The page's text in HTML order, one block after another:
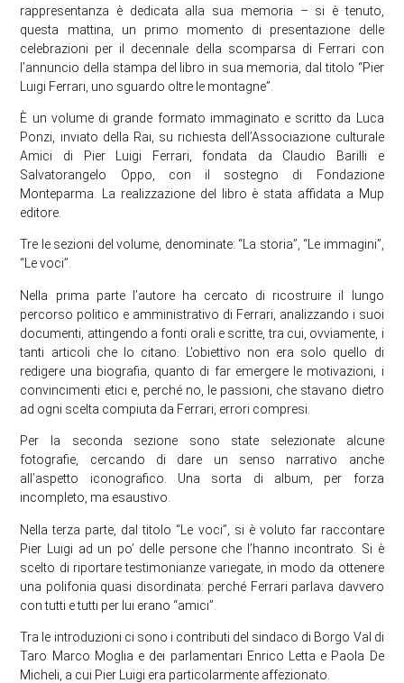
rappresentanza è dedicata alla sua memoria – si è tenuto,
questa mattina, un primo momento di presentazione delle
celebrazioni per il decennale della scomparsa di Ferrari con
l’annuncio della stampa del libro in sua memoria, dal titolo “Pier
Luigi Ferrari, uno sguardo oltre le montagne”.
È un volume di grande formato immaginato e scritto da Luca
Ponzi, inviato della Rai, su richiesta dell’Associazione culturale
Amici di Pier Luigi Ferrari, fondata da Claudio Barilli e
Salvatorangelo Oppo, con il sostegno di Fondazione
Monteparma. La realizzazione del libro è stata affidata a Mup
editore.
Tre le sezioni del volume, denominate: “La storia”, “Le immagini”,
“Le voci”.
Nella prima parte l’autore ha cercato di ricostruire il lungo
percorso politico e amministrativo di Ferrari, analizzando i suoi
documenti, attingendo a fonti orali e scritte, tra cui, ovviamente, i
tanti articoli che lo citano. L’obiettivo non era solo quello di
redigere una biografia, quanto di far emergere le motivazioni, i
convincimenti etici e, perché no, le passioni, che stavano dietro
ad ogni scelta compiuta da Ferrari, errori compresi.
Per la seconda sezione sono state selezionate alcune
fotografie, cercando di dare un senso narrativo anche
all’aspetto iconografico. Una sorta di album, per forza
incompleto, ma esaustivo.
Nella terza parte, dal titolo “Le voci”, si è voluto far raccontare
Pier Luigi ad un po’ delle persone che l’hanno incontrato. Si è
scelto di riportare testimonianze variegate, in modo da ottenere
una polifonia quasi disordinata: perché Ferrari parlava davvero
con tutti e tutti per lui erano “amici”.
Tra le introduzioni ci sono i contributi del sindaco di Borgo Val di
Taro Marco Moglia e dei parlamentari Enrico Letta e Paola De
Micheli, a cui Pier Luigi era particolarmente affezionato.